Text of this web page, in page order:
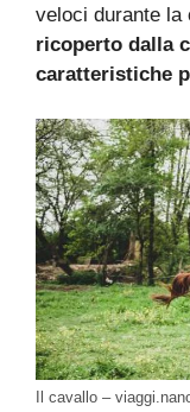
veloci durante la
ricoperto dalla
caratteristiche
Il cavallo –